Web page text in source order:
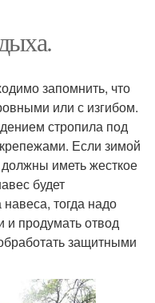
запомнить, что
или с изгибом.
стропила под
Если зимой
должны иметь жесткое
будет
тогда надо
и продумать отвод
защитными